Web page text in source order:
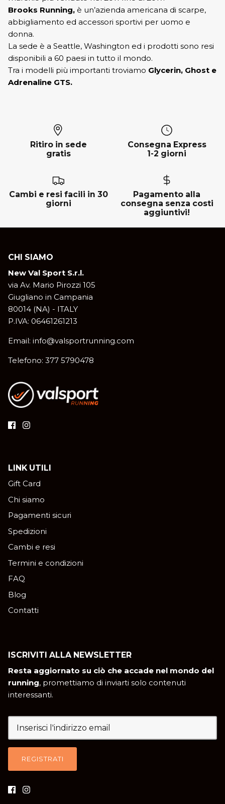
Brooks Running, è un’azienda americana di scarpe,
abbigliamento ed accessori sportivi per uomo e
donna.
La sede è a Seattle, Washington ed i prodotti sono resi
disponibili a 60 paesi in tutto il mondo.
Tra i modelli più importanti troviamo Glycerin, Ghost e
Adrenaline GTS.
Ritiro in sede
gratis
Consegna Express
1-2 giorni
Cambi e resi facili in 30
giorni
Pagamento alla
consegna senza costi
aggiuntivi!
CHI SIAMO
New Val Sport S.r.l.
via Av. Mario Pirozzi 105
Giugliano in Campania
80014 (NA) - ITALY
P.IVA: 06461261213
Email: info@valsportrunning.com
Telefono: 377 5790478
LINK UTILI
Gift Card
Chi siamo
Pagamenti sicuri
Spedizioni
Cambi e resi
Termini e condizioni
FAQ
Blog
Contatti
ISCRIVITI ALLA NEWSLETTER
Resta aggiornato su ciò che accade nel mondo del
running, promettiamo di inviarti solo contenuti
interessanti.
REGISTRATI